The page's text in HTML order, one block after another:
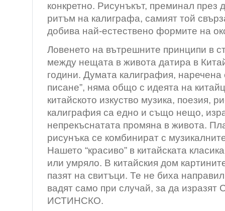
конкретно. Рисунъкът, преминал през
ритъм на калиграфа, самият той
добива най-естествено формите на
Ловенето на вътрешните принципи в
между нещата в живота датира в
години. Думата калиграфия, наречена
писане”, няма общо с идеята на
китайското изкуство музика, поезия,
калиграфия са едно и също нещо,
непрекъснатата промяна в живота.
рисунъка се комбинират с
Нашето “красиво” в китайската
или умряло. В китайския дом
пазят на свитъци. Те не биха
вадят само при случай, за да
ИСТИНСКО.